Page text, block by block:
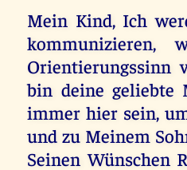
Mein Kind, Ich
kommunizieren,
Orientierungssinn
bin deine geliebte
immer hier sein,
und zu Meinem
Seinen Wünschen